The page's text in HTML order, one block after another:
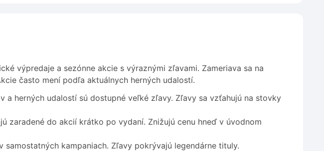
výpredaje a sezónne akcie s výraznými zľavami. Zameriava sa na
často mení podľa aktuálnych herných udalostí.
a herných udalostí sú dostupné veľké zľavy. Zľavy sa vzťahujú na stovky
zaradené do akcií krátko po vydaní. Znižujú cenu hneď v úvodnom
samostatných kampaniach. Zľavy pokrývajú legendárne tituly.